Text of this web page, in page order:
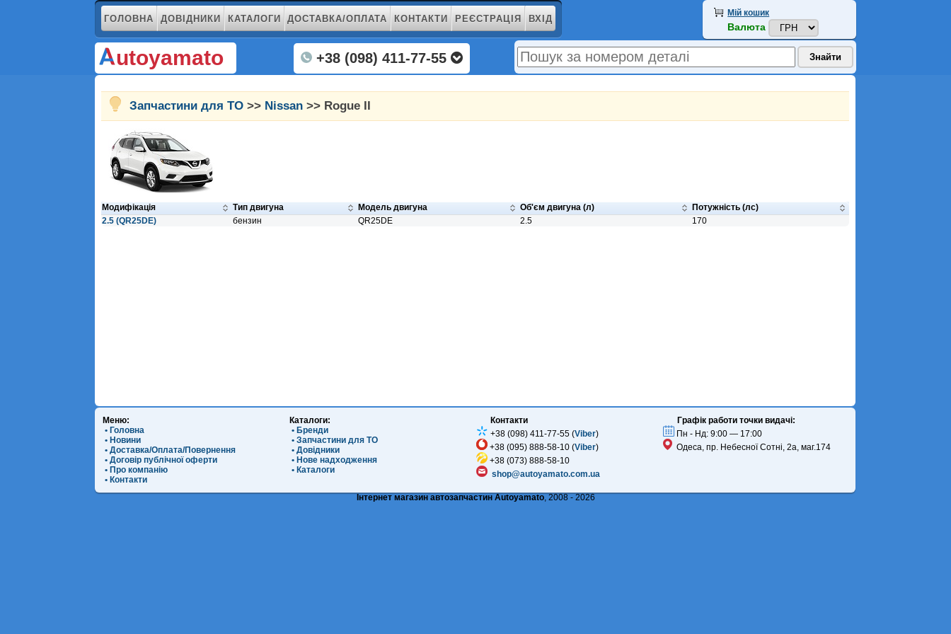
ГОЛОВНА ДОВІДНИКИ КАТАЛОГИ ДОСТАВКА/ОПЛАТА КОНТАКТИ РЕЄСТРАЦІЯ ВХІД
utoyamato +38 (098) 411-77-55
Мій кошик
Валюта
Запчастини для ТО >> Nissan >> Rogue II
Модифікація Тип двигуна Модель двигуна Об'єм двигуна (л)
Потужність (лс)
2.5 (QR25DE)
бензин QR25DE 2.5 170
Меню:
• Головна
• Новини
• Доставка/Оплата/Повернення
• Договір публічної оферти
• Про компанію
• Контакти
Каталоги:
• Бренди
• Запчастини для ТО
• Довідники
• Нове надходження
• Каталоги
Контакти
+38 (098) 411-77-55 (Viber)
+38 (095) 888-58-10 (Viber)
+38 (073) 888-58-10
shop@autoyamato.com.ua
Графік работи точки видачі:
Пн - Нд: 9:00 — 17:00
Одеса, пр. Небесної Сотні, 2а, маг.174
Інтернет магазин автозапчастин Autoyamato, 2008 - 2026